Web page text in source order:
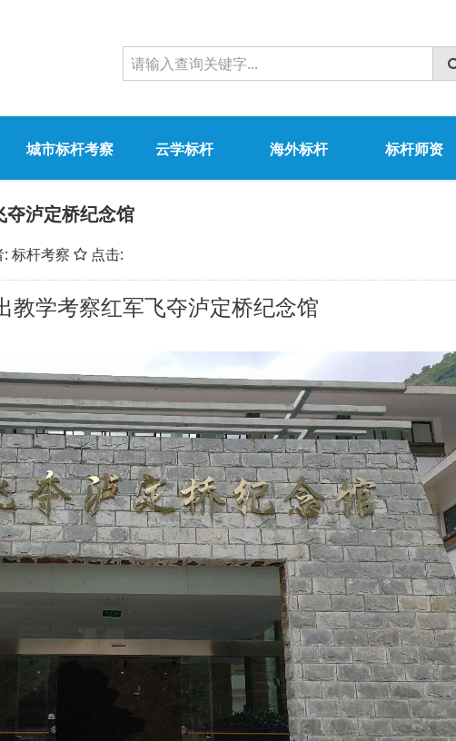
城市标杆考察 云学标杆 海外标杆 标杆师资
泸定桥纪念馆
: 标杆考察 点击:
教学考察红军飞夺泸定桥纪念馆